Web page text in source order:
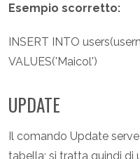
Esempio scorretto:
INSERT INTO
VALUES('Maicol')
UPDATE
Il comando Update
tabella; si tratta quindi di